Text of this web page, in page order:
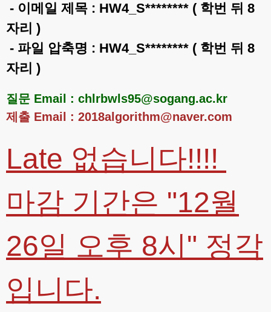
- 이메일 제목 : HW4_S******** ( 학번 뒤 8
자리 )
- 파일 압축명 : HW4_S******** ( 학번 뒤 8
자리 )
질문 Email : chlrbwls95@sogang.ac.kr
제출 Email : 2018algorithm@naver.com
Late 없습니다!!!!
마감 기간은 "12월
26일 오후 8시" 정각
입니다.